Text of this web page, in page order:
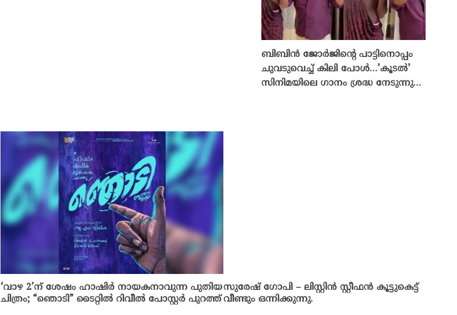
ബിബിൻ ജോർജിന്റെ പാട്ടിനൊപ്പം
ചുവടുവെച്ച് കിലി പോൾ…’കൂടൽ’
സിനിമയിലെ ഗാനം ശ്രദ്ധ നേടുന്നു…
‘വാഴ 2’ന് ശേഷം ഹാഷിർ നായകനാവുന്ന പുതിയ
ചിത്രം; “ഞൊടി” ടൈറ്റിൽ റിവീൽ പോസ്റ്റർ പുറത്ത്
സുരേഷ് ഗോപി – ലിസ്റ്റിൻ സ്റ്റീഫൻ കൂട്ടുകെട്ട്
വീണ്ടും ഒന്നിക്കുന്നു.